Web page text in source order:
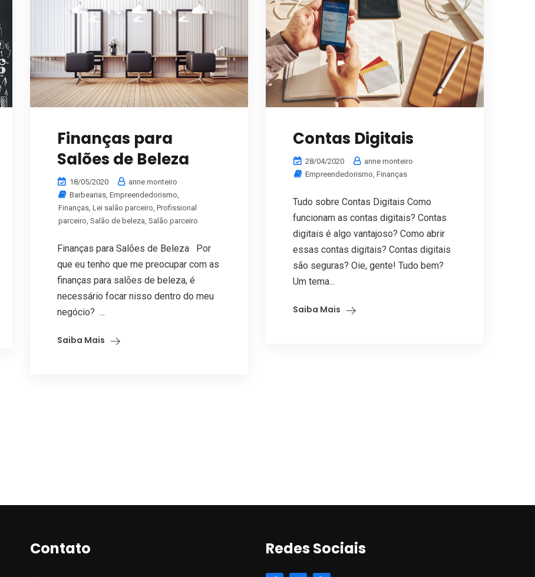
Finanças para
Salões de Beleza
18/05/2020
anne monteiro
Barbearias Empreendedorismo
Finanças Lei salão parceiro Profissional
parceiro Salão de beleza Salão parceiro
Finanças para Salões de Beleza Por
que eu tenho que me preocupar com as
finanças para salões de beleza, é
necessário focar nisso dentro do meu
negócio? ...
Saiba Mais
Contas Digitais
28/04/2020
anne monteiro
Empreendedorismo Finanças
Tudo sobre Contas Digitais Como
funcionam as contas digitais? Contas
digitais é algo vantajoso? Como abrir
essas contas digitais? Contas digitais
são seguras? Oie, gente! Tudo bem?
Um tema...
Saiba Mais
Contato Redes Sociais